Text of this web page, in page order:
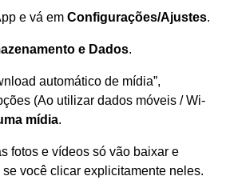
e vá em Configurações/Ajustes.
e Dados.
automático de mídia”,
(Ao utilizar dados móveis / Wi-
mídia.
fotos e vídeos só vão baixar e
você clicar explicitamente neles.